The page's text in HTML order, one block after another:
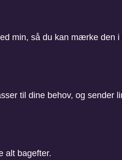
min, så du kan mærke den
til dine behov, og sender
alt bagefter.